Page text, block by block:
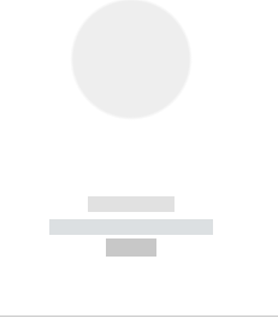
------------
----------- -----------